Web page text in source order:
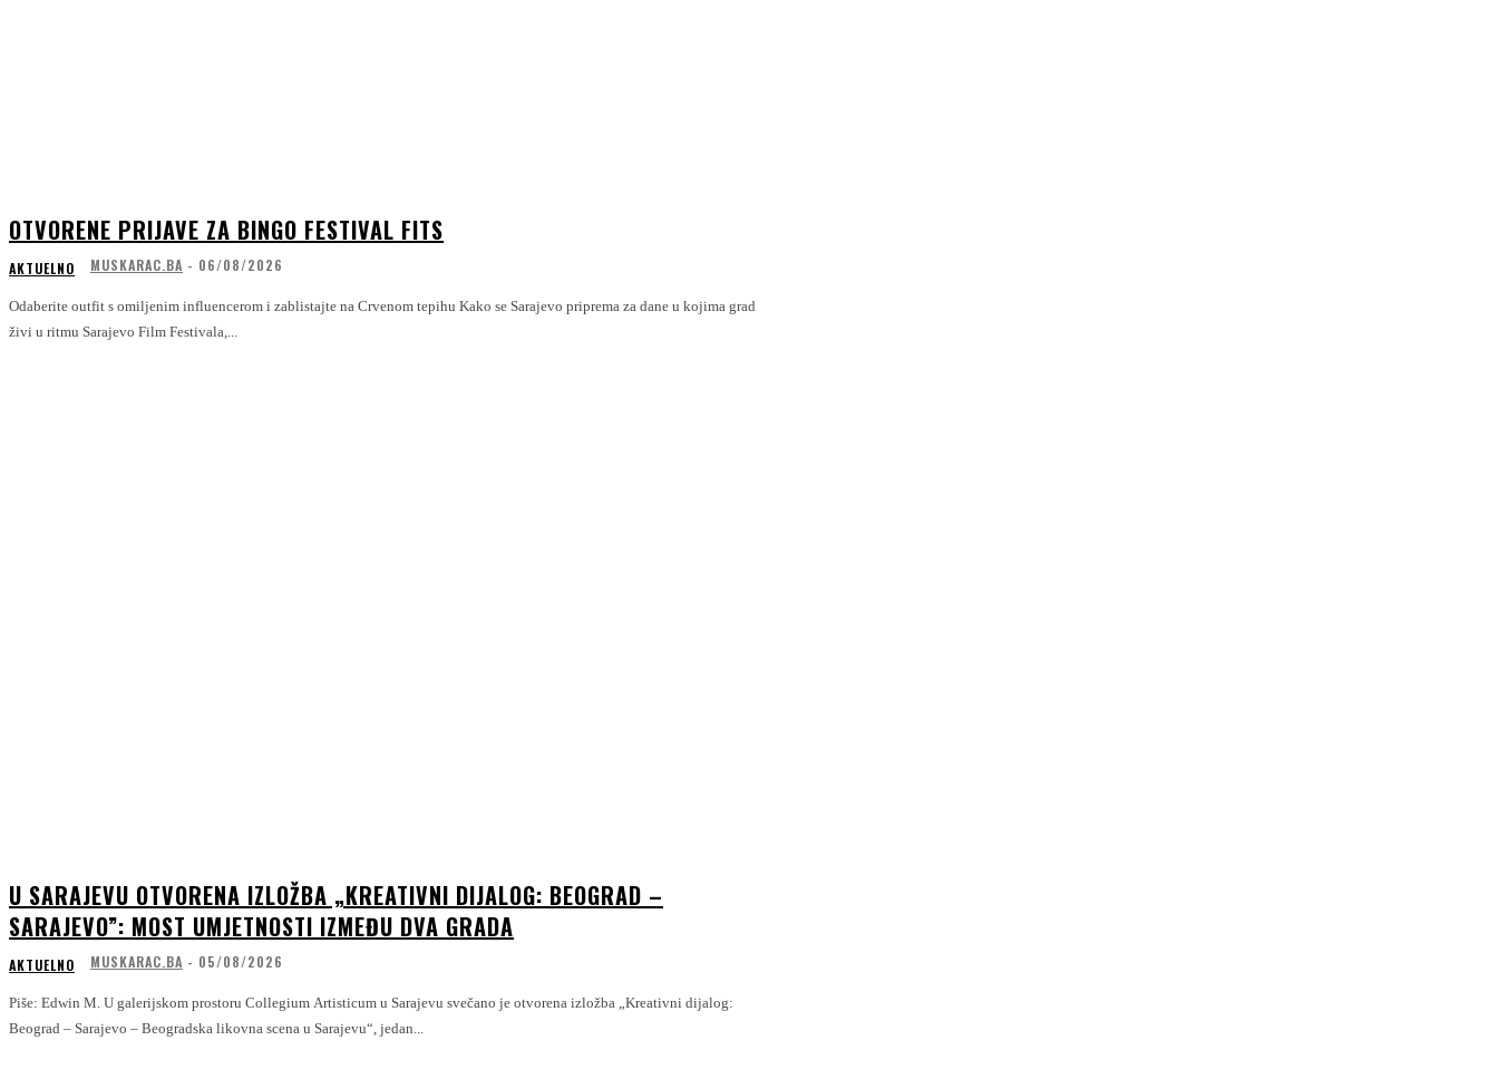
OTVORENE PRIJAVE ZA BINGO FESTIVAL FITS
AKTUELNO MUSKARAC.BA - 06/08/2026
Odaberite outfit s omiljenim influencerom i zablistajte na Crvenom tepihu Kako se Sarajevo priprema za dane u kojima grad
živi u ritmu Sarajevo Film Festivala,...
U SARAJEVU OTVORENA IZLOŽBA „KREATIVNI DIJALOG: BEOGRAD –
SARAJEVO”: MOST UMJETNOSTI IZMEĐU DVA GRADA
AKTUELNO MUSKARAC.BA - 05/08/2026
Piše: Edwin M. U galerijskom prostoru Collegium Artisticum u Sarajevu svečano je otvorena izložba „Kreativni dijalog:
Beograd – Sarajevo – Beogradska likovna scena u Sarajevu“, jedan...